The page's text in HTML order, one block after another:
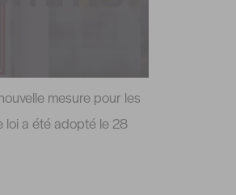
mesure pour les
loi a été adopté le 28